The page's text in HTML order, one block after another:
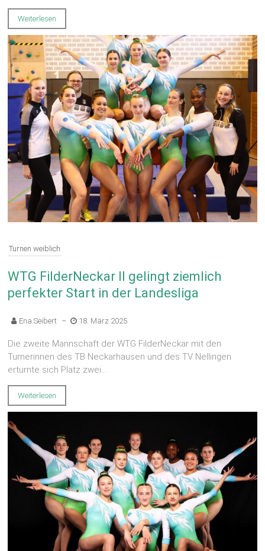
Weiterlesen
Turnen weiblich
WTG FilderNeckar II gelingt ziemlich
perfekter Start in der Landesliga
Ena Seibert – 18. März 2025
Die zweite Mannschaft der WTG FilderNeckar mit den
Turnerinnen des TB Neckarhausen und des TV Nellingen
erturnte sich Platz zwei...
Weiterlesen